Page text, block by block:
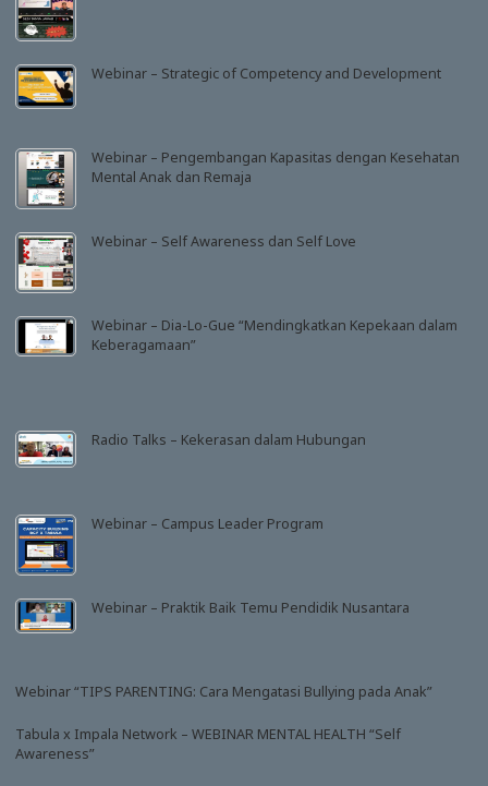
Webinar – Strategic of Competency and Development
Webinar – Pengembangan Kapasitas dengan Kesehatan
Mental Anak dan Remaja
Webinar – Self Awareness dan Self Love
Webinar – Dia-Lo-Gue “Mendingkatkan Kepekaan dalam
Keberagamaan”
Radio Talks – Kekerasan dalam Hubungan
Webinar – Campus Leader Program
Webinar – Praktik Baik Temu Pendidik Nusantara
Webinar “TIPS PARENTING: Cara Mengatasi Bullying pada Anak”
Tabula x Impala Network – WEBINAR MENTAL HEALTH “Self
Awareness”